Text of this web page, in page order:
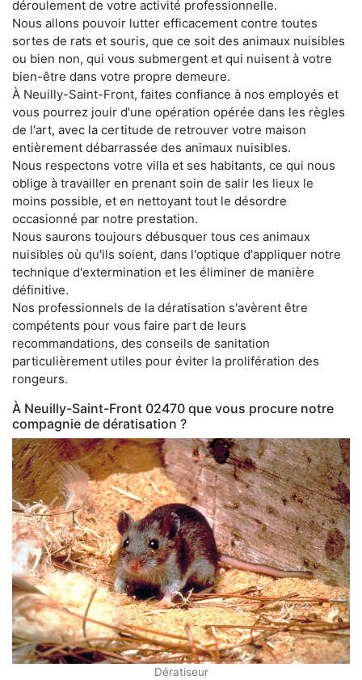
déroulement de votre activité professionnelle.
Nous allons pouvoir lutter efficacement contre toutes
sortes de rats et souris, que ce soit des animaux nuisibles
ou bien non, qui vous submergent et qui nuisent à votre
bien-être dans votre propre demeure.
À Neuilly-Saint-Front, faites confiance à nos employés et
vous pourrez jouir d'une opération opérée dans les règles
de l'art, avec la certitude de retrouver votre maison
entièrement débarrassée des animaux nuisibles.
Nous respectons votre villa et ses habitants, ce qui nous
oblige à travailler en prenant soin de salir les lieux le
moins possible, et en nettoyant tout le désordre
occasionné par notre prestation.
Nous saurons toujours débusquer tous ces animaux
nuisibles où qu'ils soient, dans l'optique d'appliquer notre
technique d'extermination et les éliminer de manière
définitive.
Nos professionnels de la dératisation s'avèrent être
compétents pour vous faire part de leurs
recommandations, des conseils de sanitation
particulièrement utiles pour éviter la prolifération des
rongeurs.
À Neuilly-Saint-Front 02470 que vous procure notre
compagnie de dératisation ?
Dératiseur